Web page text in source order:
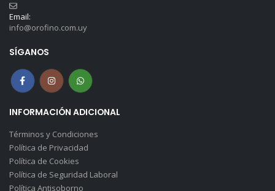
Email:
info@orofino.com.uy
SÍGANOS
INFORMACIÓN ADICIONAL
Términos y Condiciones
Política de Privacidad
Política de Cookies
Política de Seguridad Laboral
Política Antisoborno